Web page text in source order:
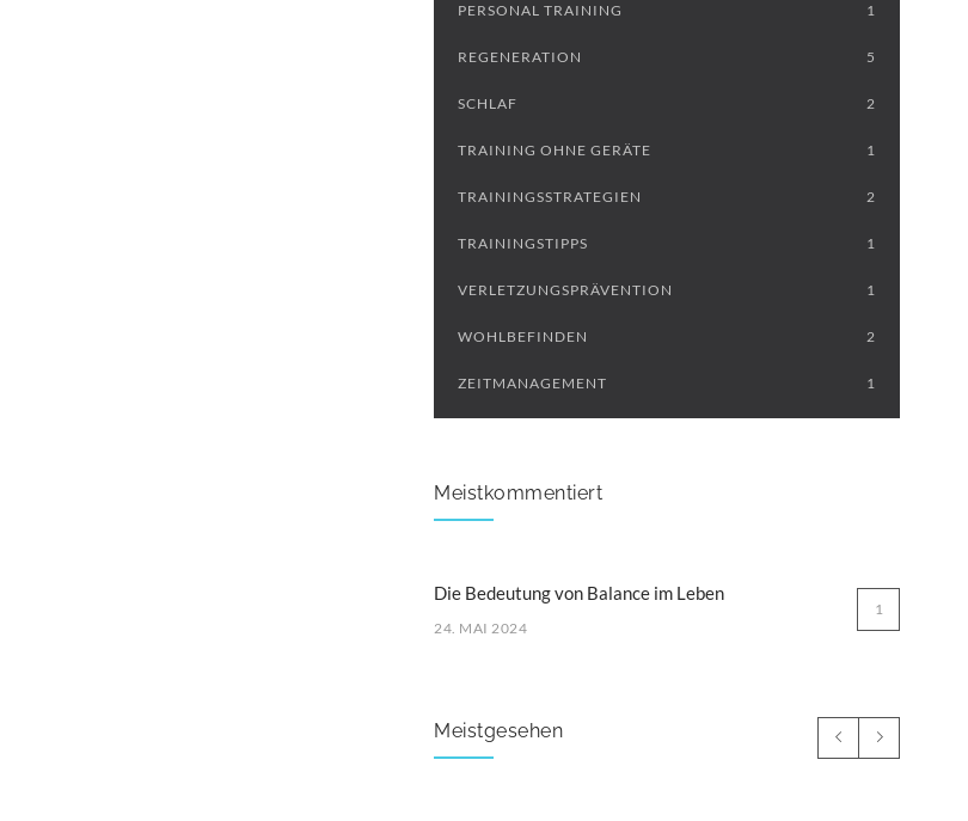
PERSONAL TRAINING 1
REGENERATION 5
SCHLAF 2
TRAINING OHNE GERÄTE 1
TRAININGSSTRATEGIEN 2
TRAININGSTIPPS 1
VERLETZUNGSPRÄVENTION 1
WOHLBEFINDEN 2
ZEITMANAGEMENT 1
Meistkommentiert
Die Bedeutung von Balance im Leben
24. MAI 2024
1
Meistgesehen